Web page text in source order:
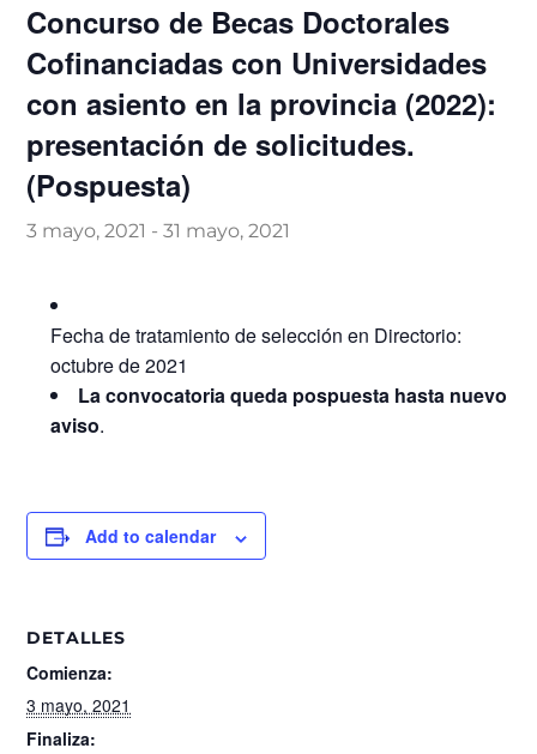
Concurso de Becas Doctorales
Cofinanciadas con Universidades
con asiento en la provincia (2022):
presentación de solicitudes.
(Pospuesta)
3 mayo, 2021 -31 mayo, 2021
Fecha de tratamiento de selección en Directorio:
octubre de 2021
La convocatoria queda pospuesta hasta nuevo
aviso.
Add to calendar
DETALLES
Comienza:
3 mayo, 2021
Finaliza: